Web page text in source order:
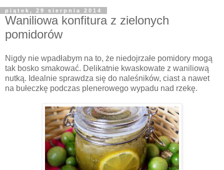
piątek, 29 sierpnia 2014
Waniliowa konfitura z zielonych
pomidorów
Nigdy nie wpadłabym na to, że niedojrzałe pomidory mogą
tak bosko smakować. Delikatnie kwaskowate z waniliową
nutką. Idealnie sprawdza się do naleśników, ciast a nawet
na bułeczkę podczas plenerowego wypadu nad rzekę.